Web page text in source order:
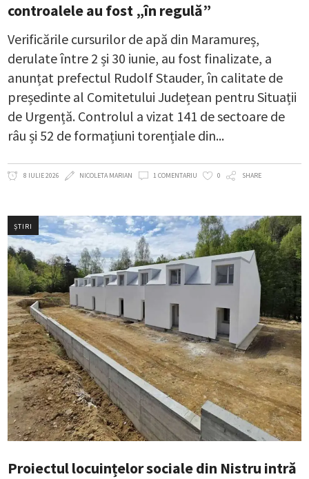
controalele au fost „în regulă”
Verificările cursurilor de apă din Maramureș,
derulate între 2 și 30 iunie, au fost finalizate, a
anunțat prefectul Rudolf Stauder, în calitate de
președinte al Comitetului Județean pentru Situații
de Urgență. Controlul a vizat 141 de sectoare de
râu și 52 de formațiuni torențiale din
8 IULIE 2026 NICOLETA MARIAN 1 COMENTARIU 0 SHARE
ȘTIRI
Proiectul locuințelor sociale din Nistru intră